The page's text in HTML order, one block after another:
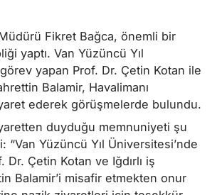
Müdürü Fikret Bağca, önemli bir
yaptı. Van Yüzüncü Yıl
yapan Prof. Dr. Çetin Kotan ile
Balamir, Havalimanı
ederek görüşmelerde bulundu.
duyduğu memnuniyeti şu
“Van Yüzüncü Yıl Üniversitesi’nde
Dr. Çetin Kotan ve Iğdırlı iş
Balamir’i misafir etmekten onur